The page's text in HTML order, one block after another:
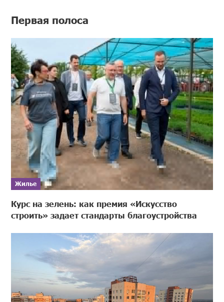
Первая полоса
Жилье
Курс на зелень: как премия «Искусство
строить» задает стандарты благоустройства